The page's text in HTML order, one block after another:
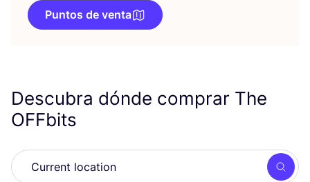
Puntos de venta
Descubra dónde comprar The
OFFbits